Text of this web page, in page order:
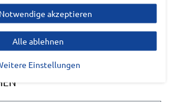
akzeptieren
Alle ablehnen
Einstellungen